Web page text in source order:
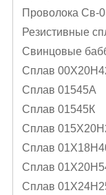
Проволока Св-
Резистивные
Свинцовые
Сплав
Сплав 01545А
Сплав 01545К
Сплав
Сплав
Сплав
Сплав